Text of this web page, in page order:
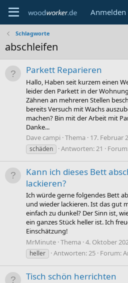
Anmelden
Schlagworte
abschleifen
Parkett Reparieren
Hallo, Haben seit kurzem einen
leider den Parkett in der
Zähnen an mehreren Stellen
bereits Versuch mit Wachs
machen? Bin mit der Arbeit mit
Danke...
Dave campi Thema 17. Februar
schäden
Antworten: 21
Kann ich dieses Bett
lackieren?
Ich würde gerne folgendes Bett
und wieder lackieren. Ist das gut
einfach zu dunkel? Der Sinn ist,
ein ganzes Stück heller ist. Ich
Einschätzung!
MrMinute Thema 4. Oktober
heller
Antworten: 25 Forum:
Tisch schön herrichten